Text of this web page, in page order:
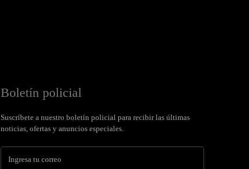
Boletín policial
Suscríbete a nuestro boletín policial para recibir las últimas
noticias, ofertas y anuncios especiales.